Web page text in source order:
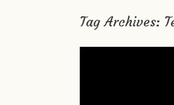
Tag Archives: